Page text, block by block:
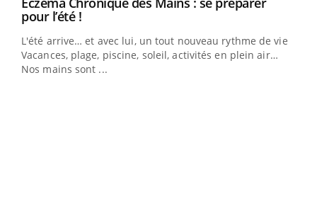
pour l’été !Youtube
L'été arrive… et avec lui, un tout nouveau rythme de vie !
Vacances, plage, piscine, soleil, activités en plein air…
Nos mains sont ...